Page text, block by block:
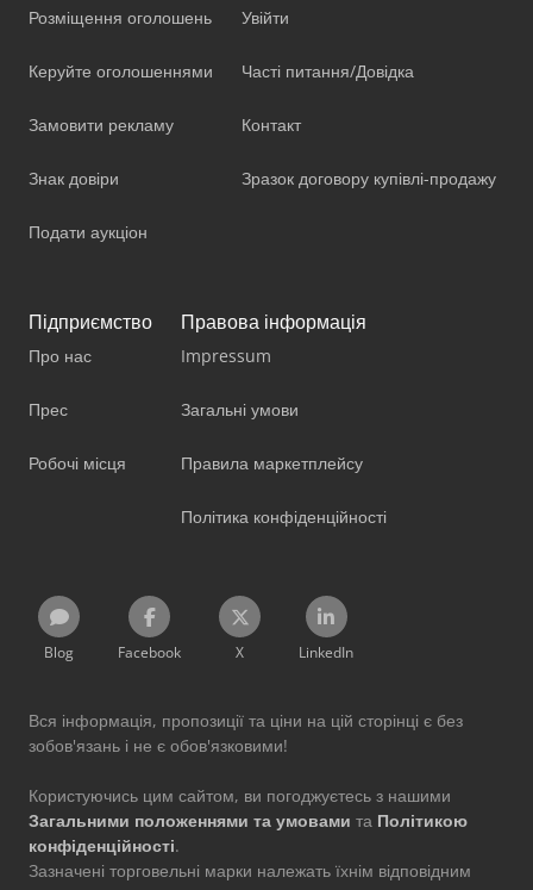
Розміщення оголошень
Керуйте оголошеннями
Замовити рекламу
Знак довіри
Подати аукціон
Увійти
Часті питання/Довідка
Контакт
Зразок договору купівлі-продажу
Підприємство
Про нас
Прес
Робочі місця
Правова інформація
Impressum
Загальні умови
Правила маркетплейсу
Політика конфіденційності
Blog Facebook X LinkedIn
Вся інформація, пропозиції та ціни на цій сторінці є без
зобов'язань і не є обов'язковими!
Користуючись цим сайтом, ви погоджуєтесь з нашими
Загальними положеннями та умовами та Політикою
конфіденційності.
Зазначені торговельні марки належать їхнім відповідним